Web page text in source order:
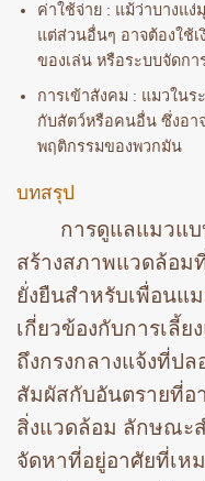
ค่าใช้จ่าย : แม้ว่าบางแ
แต่ส่วนอื่นๆ อาจต้องใช้
ของเล่น หรือระบบจัดกา
การเข้าสังคม : แมวใน
กับสัตว์หรือคนอื่น ซึ่งอา
พฤติกรรมของพวกมัน
บทสรุป
การดูแลแมวแ
สร้างสภาพแวดล้อม
ยั่งยืนสำหรับเพื่อน
เกี่ยวข้องกับการเลี้
ถึงกรงกลางแจ้งที่ป
สัมผัสกับอันตรายที่อ
สิ่งแวดล้อม ลักษณะ
จัดหาที่อยู่อาศัยที่เห